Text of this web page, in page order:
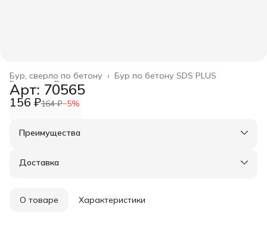
Бур по бетону SDS PLUS
Бур, сверло по бетону ›
Расходные материалы
Главная ›
Арт: 70565
156 ₽164 ₽−5%
Преимущества
Оплата частями в Сплит
Удобный возврат
Доставка
О товаре Характеристики